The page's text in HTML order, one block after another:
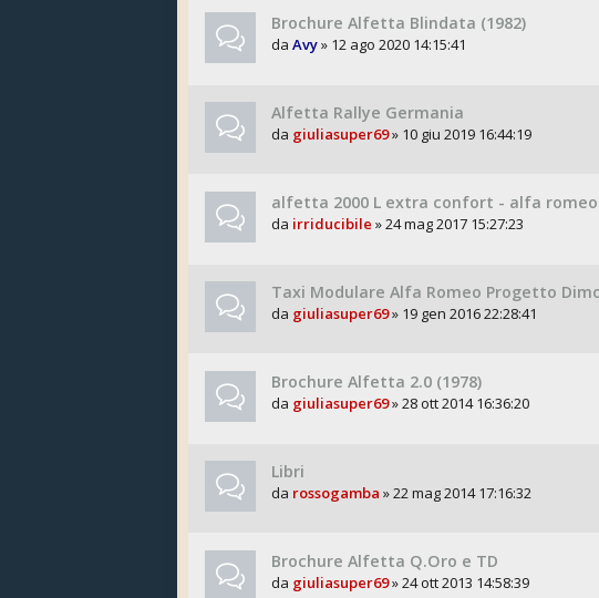
Brochure Alfetta Blindata (1982)
da Avy» 12 ago 2020 14:15:41
Alfetta Rallye Germania
da giuliasuper69» 10 giu 2019 16:44:19
alfetta 2000 L extra confort - alfa
da irriducibile » 24 mag 2017 15:27:23
Taxi Modulare Alfa Romeo Progetto
da giuliasuper69» 19 gen 2016 22:28:41
Brochure Alfetta 2.0 (1978)
da giuliasuper69» 28 ott 2014 16:36:20
Libri
da rossogamba » 22 mag 2014 17:16:32
Brochure Alfetta Q.Oro e TD
da giuliasuper69» 24 ott 2013 14:58:39